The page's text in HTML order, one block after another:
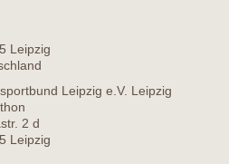
Leipzig
Leipzig e.V. Leipzig
2 d
Leipzig